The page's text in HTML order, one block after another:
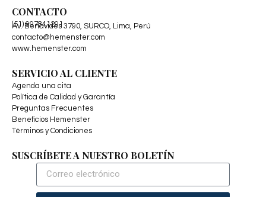
CONTACTO
(51) 997841291
Av. Benavides 3790, SURCO, Lima, Perú
contacto@hemenster.com
www.hemenster.com
SERVICIO AL CLIENTE
Agenda una cita
Política de Calidad y Garantía
Preguntas Frecuentes
Beneficios Hemenster
Términos y Condiciones
SUSCRÍBETE A NUESTRO BOLETÍN